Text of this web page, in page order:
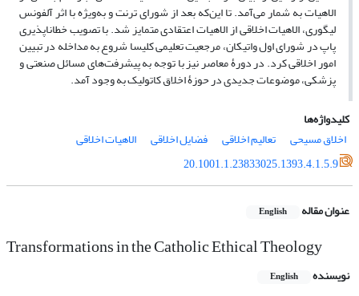
الاهیات به شمار می‌آمد. تا این‌که بعد از شورای ترنت و به‌ویژه با اثر آلفونس
لیگوری، الاهیات اخلاقی از الاهیات اعتقادی متمایز شد. با تصویب خطاناپذیری
پاپ در شورای اول واتیکان، مرجعیت تعلیمی کلیسا شروع به مداخله در تبیین
امور اخلاقی کرد. در دورۀ معاصر نیز با توجه به پیشرفت‌های مسائل صنعتی و
پزشکی، موضوعات جدیدی در حوزۀ اخلاق کاتولیک به وجود آمد.
کلیدواژه‌ها
اخلاق مسیحی
تعالیم اخلاقی فضایل اخلاقی
الاهیات اخلاقی
20.1001.1.23833025.1393.4.1.5.9
عنوان مقاله English
Transformations in the Catholic Ethical Theology
نویسنده English